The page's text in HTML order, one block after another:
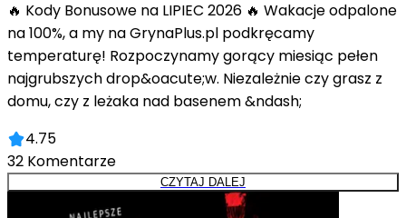
🔥 Kody Bonusowe na LIPIEC 2026 🔥 Wakacje odpalone
na 100%, a my na GrynaPlus.pl podkręcamy
temperaturę! Rozpoczynamy gorący miesiąc pełen
najgrubszych drop&oacute;w. Niezależnie czy grasz z
domu, czy z leżaka nad basenem &ndash;
4.75
32 Komentarze
CZYTAJ DALEJ